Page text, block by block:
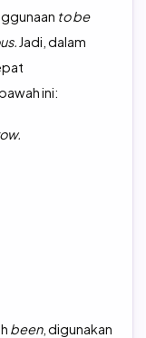
tobe
Jadi, dalam
ini:
been, digunakan